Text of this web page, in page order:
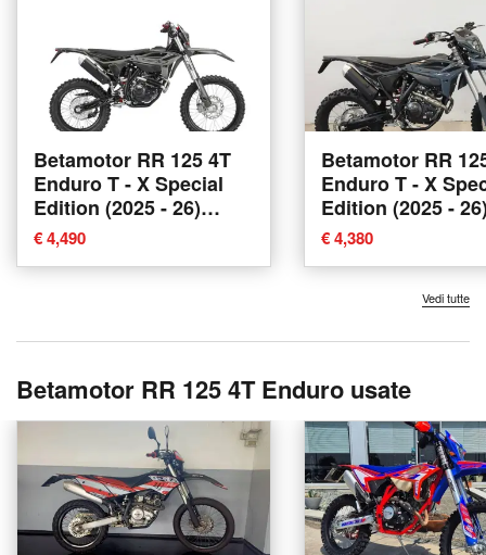
Betamotor RR 125 4T
Enduro T - X Special
Edition (2025 - 26)
nuova a Firenze
€ 4,490
Betamotor RR
Enduro T - X
Edition (2025 -
nuova a Rosta
€ 4,380
Vedi tutte
Betamotor RR 125 4T Enduro usate